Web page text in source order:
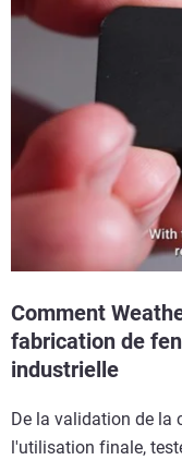
Comment
fabrication de
industrielle
De la validation de la
l'utilisation finale,